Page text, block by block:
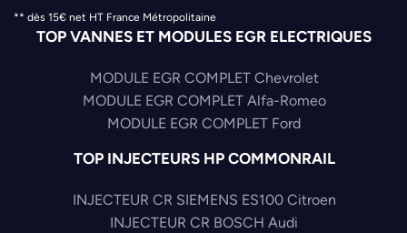
** dès 15€ net HT France Métropolitaine
TOP VANNES ET MODULES EGR ELECTRIQUES
MODULE EGR COMPLET Chevrolet
MODULE EGR COMPLET Alfa-Romeo
MODULE EGR COMPLET Ford
TOP INJECTEURS HP COMMONRAIL
INJECTEUR CR SIEMENS ES100 Citroen
INJECTEUR CR BOSCH Audi